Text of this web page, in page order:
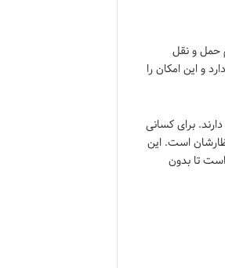
حمل و نقل
و این امکان را
برای کسانی
است. این
است تا بدون